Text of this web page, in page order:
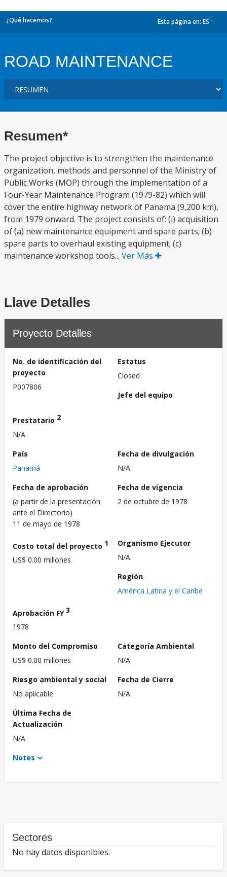
¿Qué hacemos? Esta página en: ES
ROAD MAINTENANCE
Resumen*
The project objective is to strengthen the maintenance
organization, methods and personnel of the Ministry of
Public Works (MOP) through the implementation of a
Four-Year Maintenance Program (1979-82) which will
cover the entire highway network of Panama (9,200 km),
from 1979 onward. The project consists of: (i) acquisition
of (a) new maintenance equipment and spare parts; (b)
spare parts to overhaul existing equipment; (c)
maintenance workshop tools... Ver Más
Llave Detalles
Proyecto Detalles
No. de identificación del
proyecto
P007806
Estatus
Closed
Jefe del equipo
Prestatario 2
N/A
País
Panamá
Fecha de divulgación
N/A
Fecha de aprobación
(a partir de la presentación
ante el Directorio)
11 de mayo de 1978
Fecha de vigencia
2 de octubre de 1978
Costo total del proyecto 1
US$ 0.00 millones
Organismo Ejecutor
N/A
Región
América Latina y el Caribe
Aprobación FY3
1978
Monto del Compromiso
US$ 0.00 millones
Categoría Ambiental
N/A
Riesgo ambiental y social
No aplicable
Fecha de Cierre
N/A
Última Fecha de
Actualización
N/A
Notes
Sectores
No hay datos disponibles.